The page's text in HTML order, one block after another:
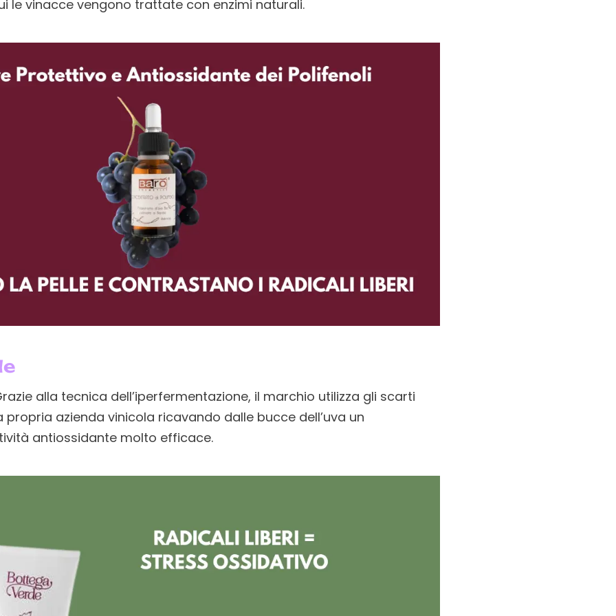
le vinacce vengono trattate con enzimi naturali.
alla tecnica dell’iperfermentazione, il marchio utilizza gli scarti
propria azienda vinicola ricavando dalle bucce dell’uva un
antiossidante molto efficace.